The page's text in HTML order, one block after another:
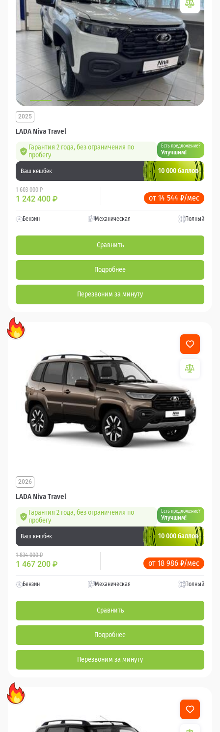
LADA Niva Travel
2025
Гарантия 2 года, без ограничения по
пробегу
Есть предложение?
Улучшим!
Ваш кешбек 10 000 баллов
1 603 000 ₽
1 242 400 ₽ от 14 544 ₽/мес
Бензин Механическая Полный
Сравнить
Подробнее
Перезвоним за минуту
LADA Niva Travel
2026
Гарантия 2 года, без ограничения по
пробегу
Есть предложение?
Улучшим!
Ваш кешбек 10 000 баллов
1 834 000 ₽
1 467 200 ₽ от 18 986 ₽/мес
Бензин Механическая Полный
Сравнить
Подробнее
Перезвоним за минуту